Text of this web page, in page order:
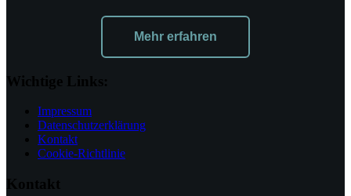
Mehr erfahren
Wichtige Links:
Impressum
Datenschutzerklärung
Kontakt
Cookie-Richtlinie
Kontakt